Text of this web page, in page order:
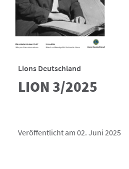
Lions Deutschland
LION 3/2025
Veröffentlicht am 02. Juni 2025